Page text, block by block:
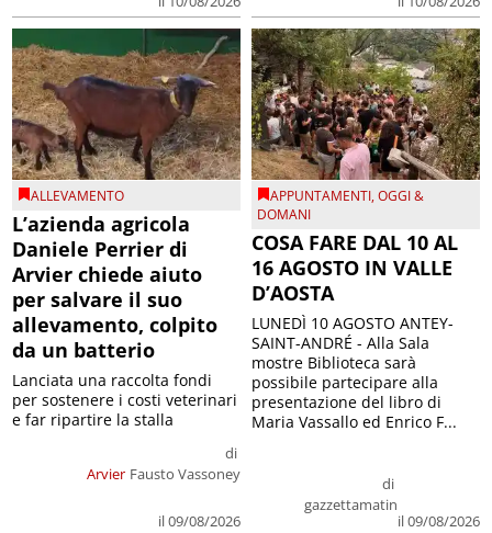
ALLEVAMENTO
L’azienda agricola
Daniele Perrier di
Arvier chiede aiuto
per salvare il suo
allevamento, colpito
da un batterio
Arvier
di
Fausto Vassoney
il 09/08/2026
Lanciata una raccolta fondi
per sostenere i costi veterinari
e far ripartire la stalla
APPUNTAMENTI,OGGI &
DOMANI
COSA FARE DAL 10 AL
16 AGOSTO IN VALLE
D’AOSTA
di
gazzettamatin
il 09/08/2026
LUNEDÌ 10 AGOSTO ANTEY-
SAINT-ANDRÉ - Alla Sala
mostre Biblioteca sarà
possibile partecipare alla
presentazione del libro di
Maria Vassallo ed Enrico F...